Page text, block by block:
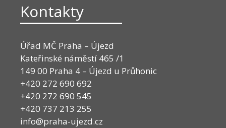
Kontakty
Úřad MČ Praha – Újezd
Kateřinské náměstí 465 /1
149 00 Praha 4 – Újezd u Průhonic
+420 272 690 692
+420 272 690 545
+420 737 213 255
info@praha-ujezd.cz